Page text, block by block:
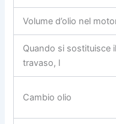
Volume d’olio nel
Quando si sostituisce il
travaso, l
Cambio olio